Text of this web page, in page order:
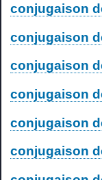
conjugaison
conjugaison
conjugaison
conjugaison
conjugaison
conjugaison